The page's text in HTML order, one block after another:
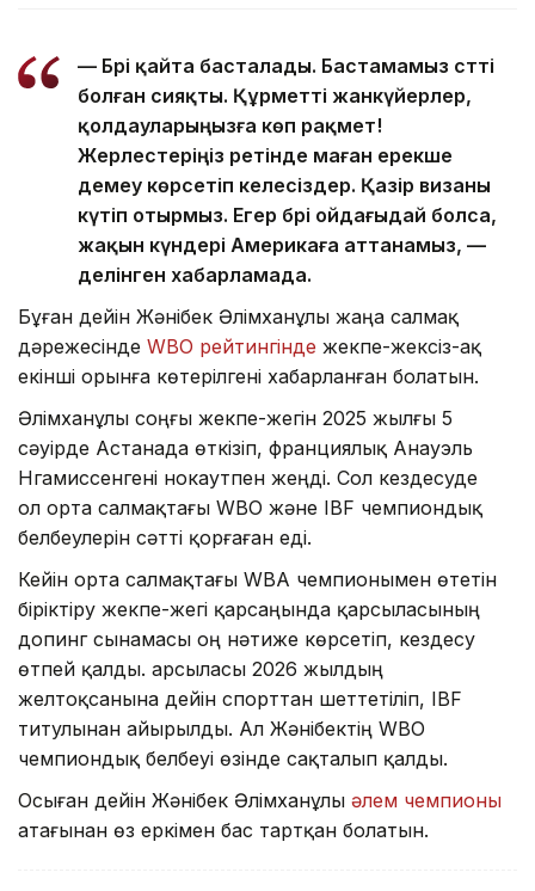
— Бәрі қайта басталады. Бастамамыз сәтті
болған сияқты. Құрметті жанкүйерлер,
қолдауларыңызға көп рақмет!
Жерлестеріңіз ретінде маған ерекше
демеу көрсетіп келесіздер. Қазір визаны
күтіп отырмыз. Егер бәрі ойдағыдай болса,
жақын күндері Америкаға аттанамыз, —
делінген хабарламада.
Бұған дейін Жәнібек Әлімханұлы жаңа салмақ
дәрежесінде WBO рейтингінде жекпе-жексіз-ақ
екінші орынға көтерілгені хабарланған болатын.
Әлімханұлы соңғы жекпе-жегін 2025 жылғы 5
сәуірде Астанада өткізіп, франциялық Анауэль
Нгамиссенгені нокаутпен жеңді. Сол кездесуде
ол орта салмақтағы WBO және IBF чемпиондық
белбеулерін сәтті қорғаған еді.
Кейін орта салмақтағы WBA чемпионымен өтетін
біріктіру жекпе-жегі қарсаңында қарсыласының
допинг сынамасы оң нәтиже көрсетіп, кездесу
өтпей қалды. Қарсыласы 2026 жылдың
желтоқсанына дейін спорттан шеттетіліп, IBF
титулынан айырылды. Ал Жәнібектің WBO
чемпиондық белбеуі өзінде сақталып қалды.
Осыған дейін Жәнібек Әлімханұлы әлем чемпионы
атағынан өз еркімен бас тартқан болатын.